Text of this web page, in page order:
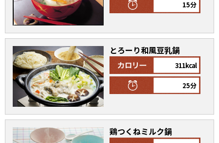
新鮮一番
だしパック
15分
とろーり和風豆乳鍋
311kcal
25分
鶏つくねミルク鍋